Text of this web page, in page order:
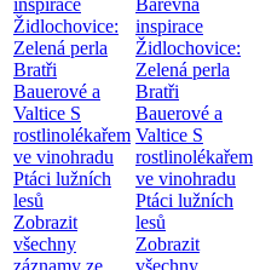
inspirace
Židlochovice:
Zelená perla
Bratři
Bauerové a
Valtice S
rostlinolékařem
ve vinohradu
Ptáci lužních
lesů
Zobrazit
všechny
Barevná
inspirace
Židlochovice:
Zelená perla
Bratři
Bauerové a
Valtice S
rostlinolékařem
ve vinohradu
Ptáci lužních
lesů
Zobrazit